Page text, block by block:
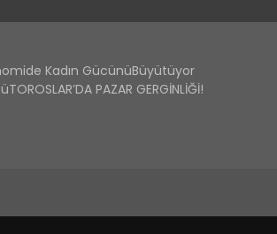
Kadın GücünüBüyütüyor
TOROSLAR’DA PAZAR GERGİNLİĞİ!